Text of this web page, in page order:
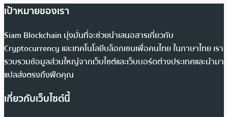
เป้าหมายของเรา
Siam Blockchain มุ่งมั่นที่จะช่วยนำเสนอสารเกี่ยวกับ
Cryptocurrency และเทคโนโลยีบล็อกเชนเพื่อคนไทย ในภาษาไทย เรา
รวบรวมข้อมูลส่วนใหญ่จากเว็บไซต์และเว็บบอร์ดต่างประเทศและนำมา
แปลส่งตรงถึงฟีดคุณ
เกี่ยวกับเว็บไซต์นี้